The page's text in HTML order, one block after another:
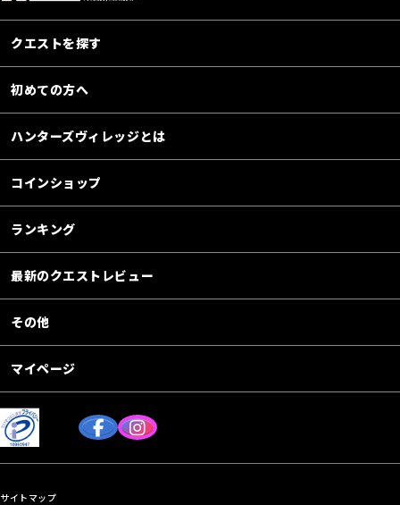
クエストを探す
初めての方へ
ハンターズヴィレッジとは
コインショップ
ランキング
最新のクエストレビュー
その他
マイページ
サイトマップ